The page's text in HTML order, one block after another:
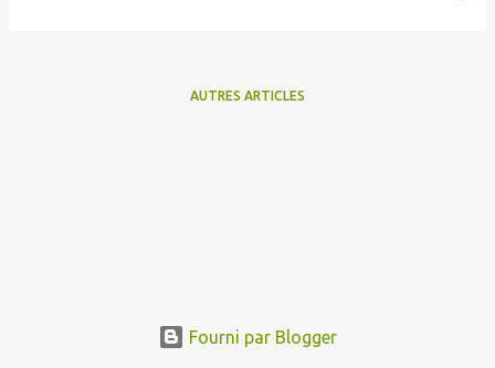
AUTRES ARTICLES
Fourni par Blogger